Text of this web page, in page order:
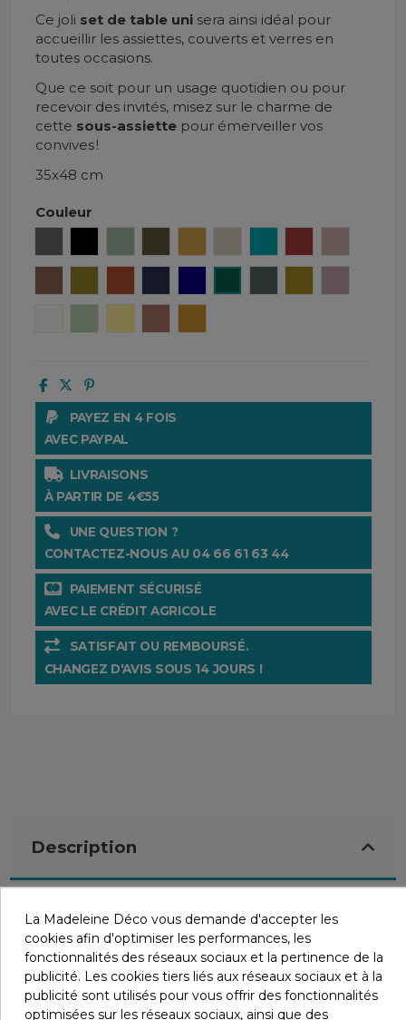
Ce joli set de table unisera ainsi idéal pour
accueillir les assiettes, couverts et verres en
toutes occasions.
Que ce soit pour un usage quotidien ou pour
recevoir des invités, misez sur le charme de
cette sous-assiettepour émerveiller vos
convives !
35x48 cm
Couleur
PAYEZ EN 4 FOIS
AVEC PAYPAL
LIVRAISONS
À PARTIR DE 4€55
UNE QUESTION ?
CONTACTEZ-NOUS AU 04 66 61 63 44
PAIEMENT SÉCURISÉ
AVEC LE CRÉDIT AGRICOLE
SATISFAIT OU REMBOURSÉ.
CHANGEZ D'AVIS SOUS 14 JOURS !
Description
Détails du produit
La Madeleine Déco vous demande d'accepter les
cookies afin d'optimiser les performances, les
fonctionnalités des réseaux sociaux et la pertinence de la
publicité. Les cookies tiers liés aux réseaux sociaux et à la
publicité sont utilisés pour vous offrir des fonctionnalités
optimisées sur les réseaux sociaux, ainsi que des